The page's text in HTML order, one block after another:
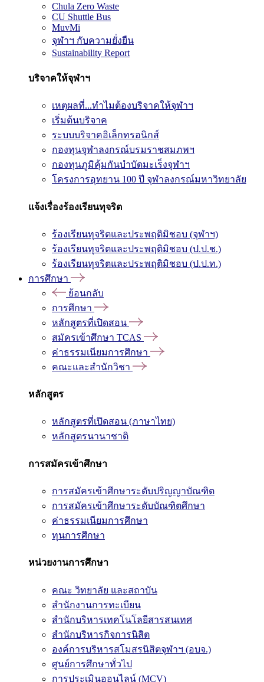
Chula Zero Waste
CU Shuttle Bus
MuvMi
จุฬาฯ กับความยั่งยืน
Sustainability Report
บริจาคให้จุฬาฯ
เหตุผลที่...ทำไมต้องบริจาคให้จุฬาฯ
เริ่มต้นบริจาค
ระบบบริจาคอิเล็กทรอนิกส์
กองทุนจุฬาลงกรณ์บรมราชสมภพฯ
กองทุนภูมิคุ้มกันบำบัดมะเร็งจุฬาฯ
โครงการอุทยาน 100 ปี จุฬาลงกรณ์มหาวิทยาลัย
แจ้งเรื่องร้องเรียนทุจริต
ร้องเรียนทุจริตและประพฤติมิชอบ (จุฬาฯ)
ร้องเรียนทุจริตและประพฤติมิชอบ (ป.ป.ช.)
ร้องเรียนทุจริตและประพฤติมิชอบ (ป.ป.ท.)
การศึกษา
ย้อนกลับ
การศึกษา
หลักสูตรที่เปิดสอน
สมัครเข้าศึกษา TCAS
ค่าธรรมเนียมการศึกษา
คณะและสำนักวิชา
หลักสูตร
หลักสูตรที่เปิดสอน (ภาษาไทย)
หลักสูตรนานาชาติ
การสมัครเข้าศึกษา
การสมัครเข้าศึกษาระดับปริญญาบัณฑิต
การสมัครเข้าศึกษาระดับบัณฑิตศึกษา
ค่าธรรมเนียมการศึกษา
ทุนการศึกษา
หน่วยงานการศึกษา
คณะ วิทยาลัย และสถาบัน
สำนักงานการทะเบียน
สำนักบริหารเทคโนโลยีสารสนเทศ
สำนักบริหารกิจการนิสิต
องค์การบริหารสโมสรนิสิตจุฬาฯ (อบจ.)
ศูนย์การศึกษาทั่วไป
การประเมินออนไลน์ (MCV)